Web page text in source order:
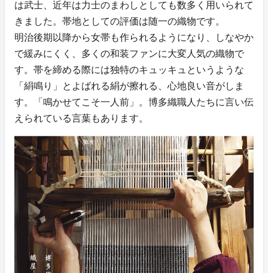
は武士、近年は力士のまわしとしても数多く用いられて
きました。帯地としての評価は随一の織物です。
明治後期以降から女帯も作られるようになり、しなやか
で緩みにくく、多くの和装ファンに大変人気の織物で
す。帯を締める際には独特のキュッキュというような
「絹鳴り」とよばれる絹が擦れる、心地良い音がしま
す。「鳴かせてこそ一人前」。博多織職人たちに言い伝
えられている言葉もあります。